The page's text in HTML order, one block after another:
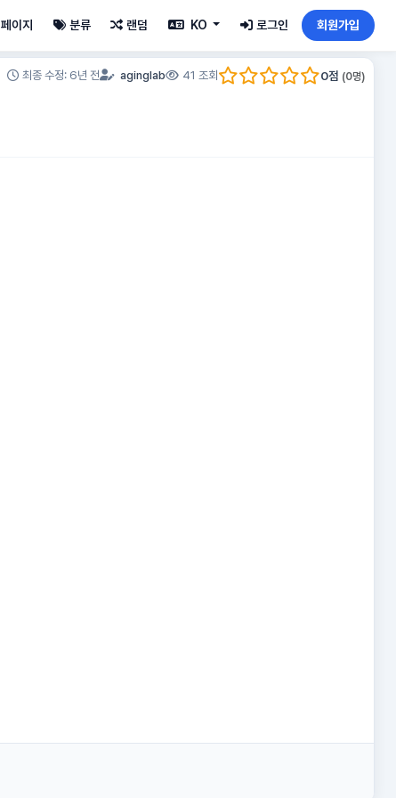
페이지 분류 랜덤 KO 로그인 회원가입
최종 수정: 6년 전 aginglab 41 조회 0점 (0명)